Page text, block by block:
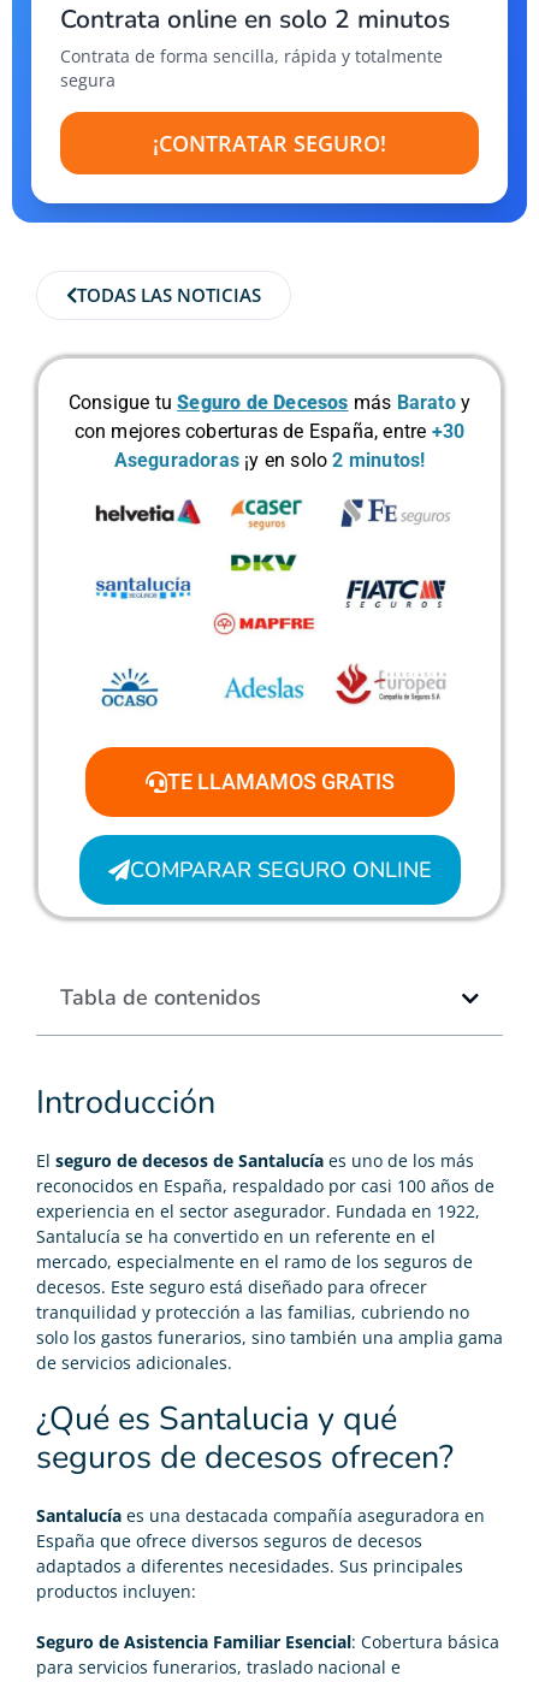
Contrata online en solo 2 minutos
Contrata de forma sencilla, rápida y totalmente
segura
¡CONTRATAR SEGURO!
Introducción
El seguro de decesos de Santalucía es uno de los más
reconocidos en España, respaldado por casi 100 años de
experiencia en el sector asegurador. Fundada en 1922,
Santalucía se ha convertido en un referente en el
mercado, especialmente en el ramo de los seguros de
decesos. Este seguro está diseñado para ofrecer
tranquilidad y protección a las familias, cubriendo no
solo los gastos funerarios, sino también una amplia gama
de servicios adicionales.
¿Qué es Santalucia y qué
seguros de decesos ofrecen?
Santalucía es una destacada compañía aseguradora en
España que ofrece diversos seguros de decesos
adaptados a diferentes necesidades. Sus principales
productos incluyen:
Seguro de Asistencia Familiar Esencial: Cobertura básica
para servicios funerarios, traslado nacional e
TODAS LAS NOTICIAS
Consigue tu Seguro de Decesos más Baratoy
con mejores coberturas de España, entre +30
Aseguradoras ¡y en solo2 minutos!
TE LLAMAMOS GRATIS
COMPARAR SEGURO ONLINE
Tabla de contenidos